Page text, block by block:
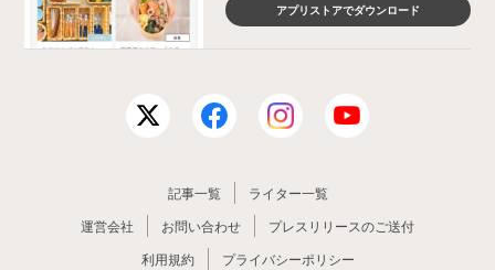
アプリストアでダウンロード
記事一覧
ライター一覧
運営会社
お問い合わせ
プレスリリースのご送付
利用規約
プライバシーポリシー